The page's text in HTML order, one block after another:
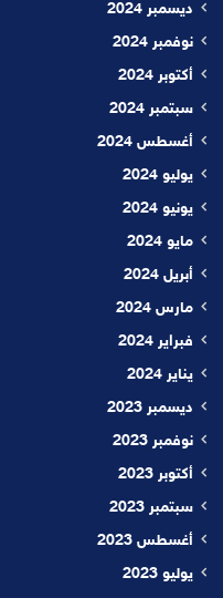
ديسمبر 2024
نوفمبر 2024
أكتوبر 2024
سبتمبر 2024
أغسطس 2024
يوليو 2024
يونيو 2024
مايو 2024
أبريل 2024
مارس 2024
فبراير 2024
يناير 2024
ديسمبر 2023
نوفمبر 2023
أكتوبر 2023
سبتمبر 2023
أغسطس 2023
يوليو 2023